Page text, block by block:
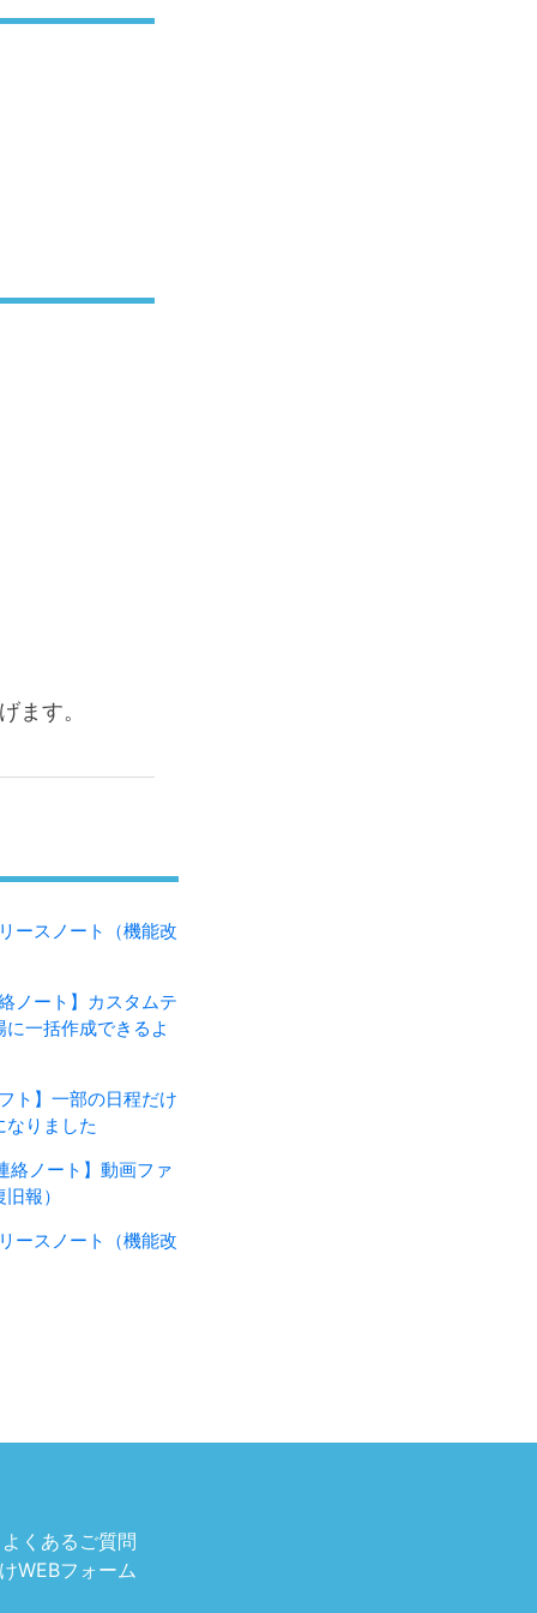
ます。
ースノート（機能改
ノート】カスタムテ
一括作成できるよ
ト】一部の日程だけ
なりました
ノート】動画ファ
報）
ースノート（機能改
くあるご質問
WEBフォーム